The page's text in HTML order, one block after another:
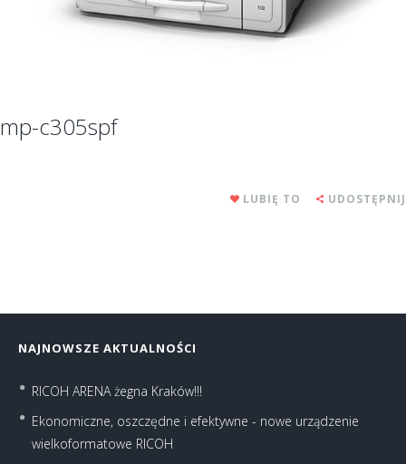
mp-c305spf
LUBIĘ TO UDOSTĘPNIJ
NAJNOWSZE AKTUALNOŚCI
RICOH ARENA żegna Kraków!!!
Ekonomiczne, oszczędne i efektywne - nowe urządzenie
wielkoformatowe RICOH